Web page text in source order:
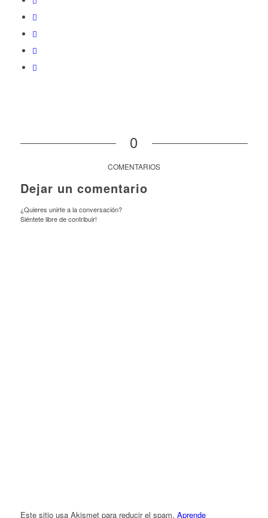
0
COMENTARIOS
Dejar un comentario
¿Quieres unirte a la conversación?
Siéntete libre de contribuir!
Este sitio usa Akismet para reducir el spam. Aprende